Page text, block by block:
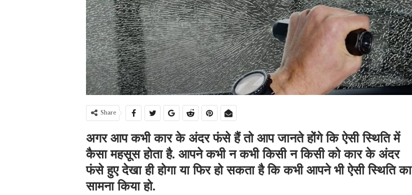
Share
अगर आप कभी कार के अंदर फंसे हैं तो आप जानते होंगे कि ऐसी स्थिति में
कैसा महसूस होता है. आपने कभी न कभी किसी न किसी को कार के अंदर
फंसे हुए देखा ही होगा या फिर हो सकता है कि कभी आपने भी ऐसी स्थिति का
सामना किया हो.